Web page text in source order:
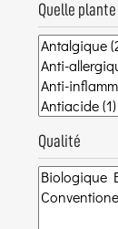
Quelle
Qualité